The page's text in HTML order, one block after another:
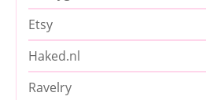
Etsy
Haked.nl
Ravelry